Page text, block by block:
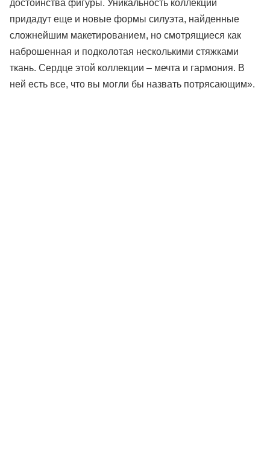
достоинства фигуры. Уникальность коллекции
придадут еще и новые формы силуэта, найденные
сложнейшим макетированием, но смотрящиеся как
наброшенная и подколотая несколькими стяжками
ткань. Сердце этой коллекции – мечта и гармония. В
ней есть все, что вы могли бы назвать потрясающим».